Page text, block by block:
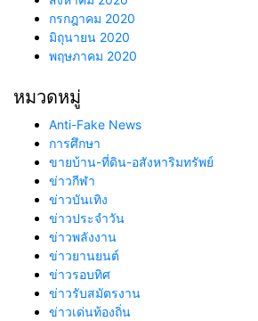
กรกฎาคม 2020
มิถุนายน 2020
พฤษภาคม 2020
หมวดหมู่
Anti-Fake News
การศึกษา
ขายบ้าน-ที่ดิน-อสังหาริมทรัพย์
ข่าวกีฬา
ข่าวบันเทิง
ข่าวประจำวัน
ข่าวพลังงาน
ข่าวยานยนต์
ข่าวรอบทิศ
ข่าวรับสมัตรงาน
ข่าวเด่นท้องถิ่น